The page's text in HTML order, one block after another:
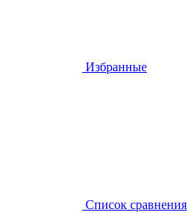
Избранные
Список сравнения